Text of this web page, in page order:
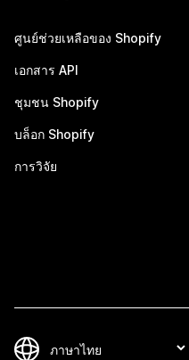
ศูนย์ช่วยเหลือของ Shopify
เอกสาร API
ชุมชน Shopify
บล็อก Shopify
การวิจัย